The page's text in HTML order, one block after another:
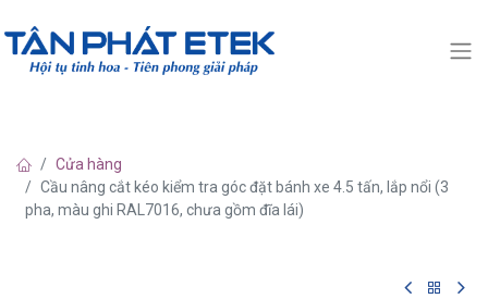
Cửa hàng
Cầu nâng cắt kéo kiểm tra góc đặt bánh xe 4.5 tấn, lắp nổi (3
pha, màu ghi RAL7016, chưa gồm đĩa lái)